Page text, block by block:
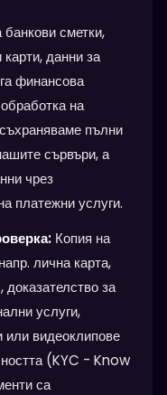
сметки,
данни за
финансова
на
пълни
сървъри, а
чрез
платежни услуги.
Копия на
лична карта,
за
услуги,
или видеоклипове
(KYC - Know
са